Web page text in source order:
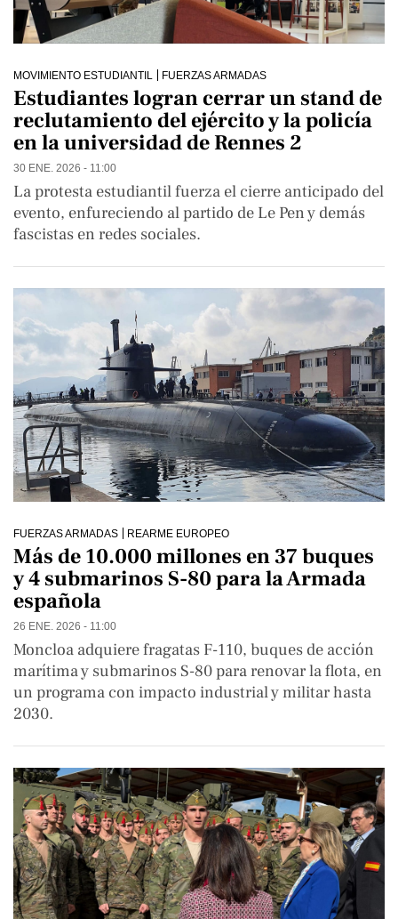
MOVIMIENTO ESTUDIANTIL FUERZAS ARMADAS
Estudiantes logran cerrar un stand de
reclutamiento del ejército y la policía
en la universidad de Rennes 2
30 ENE. 2026 - 11:00
La protesta estudiantil fuerza el cierre anticipado del
evento, enfureciendo al partido de Le Pen y demás
fascistas en redes sociales.
FUERZAS ARMADAS REARME EUROPEO
Más de 10.000 millones en 37 buques
y 4 submarinos S-80 para la Armada
española
26 ENE. 2026 - 11:00
Moncloa adquiere fragatas F-110, buques de acción
marítima y submarinos S-80 para renovar la flota, en
un programa con impacto industrial y militar hasta
2030.